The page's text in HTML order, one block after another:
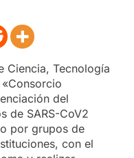
Ciencia, Tecnología
del
de SARS-CoV2
por grupos de
con el